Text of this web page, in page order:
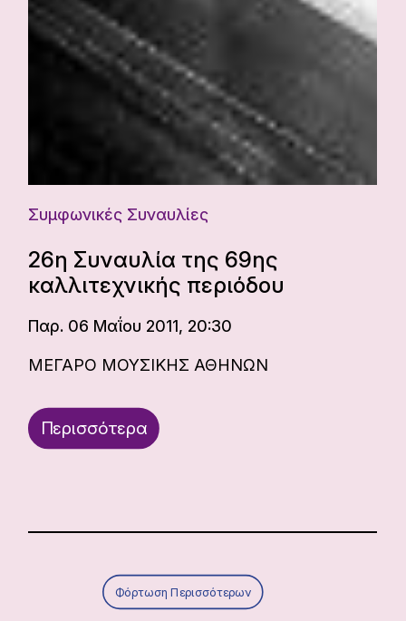
Συμφωνικές Συναυλίες
26η Συναυλία της 69ης
καλλιτεχνικής περιόδου
Παρ. 06 Μαΐου 2011, 20:30
ΜΕΓΑΡΟ ΜΟΥΣΙΚΗΣ ΑΘΗΝΩΝ
Περισσότερα
Φόρτωση Περισσότερων